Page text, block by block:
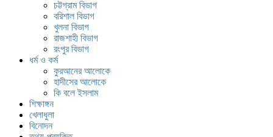
চট্টগ্রাম বিভাগ
বরিশাল বিভাগ
খুলনা বিভাগ
রাজশাহী বিভাগ
রংপুর বিভাগ
ধর্ম ও কর্ম
কুরআনের আলোকে
হাদীসের আলোকে
কি বলে ইসলাম
শিক্ষাঙ্গন
খেলাধুলা
বিনোদন